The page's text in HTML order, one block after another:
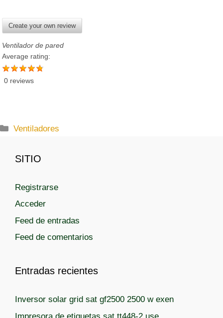
Create your own review
Ventilador de pared
Average rating:
0 reviews
C
e
o
r
a
s
Ventiladores
SITIO
Registrarse
Acceder
Feed de entradas
Feed de comentarios
Entradas recientes
Inversor solar grid sat gf2500 2500 w exen